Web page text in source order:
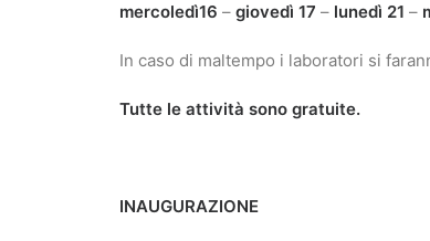
mercoledì16 – giovedì 17 – lunedì 21 –
In caso di maltempo i laboratori si
Tutte le attività sono gratuite.
INAUGURAZIONE